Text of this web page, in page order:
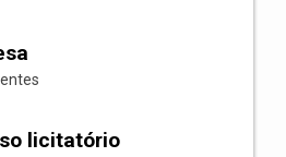
licitatório